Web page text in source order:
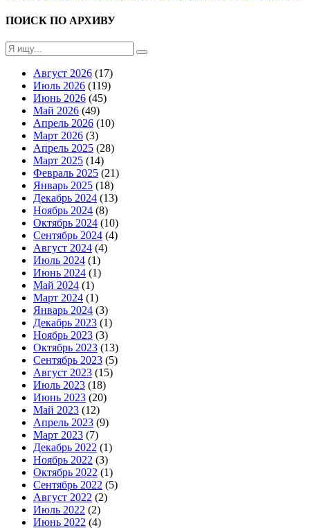
ПОИСК ПО АРХИВУ
Август 2026 (17)
Июль 2026 (119)
Июнь 2026 (45)
Май 2026 (49)
Апрель 2026 (10)
Март 2026 (3)
Апрель 2025 (28)
Март 2025 (14)
Февраль 2025 (21)
Январь 2025 (18)
Декабрь 2024 (13)
Ноябрь 2024 (8)
Октябрь 2024 (10)
Сентябрь 2024 (4)
Август 2024 (4)
Июль 2024 (1)
Июнь 2024 (1)
Май 2024 (1)
Март 2024 (1)
Январь 2024 (3)
Декабрь 2023 (1)
Ноябрь 2023 (3)
Октябрь 2023 (13)
Сентябрь 2023 (5)
Август 2023 (15)
Июль 2023 (18)
Июнь 2023 (20)
Май 2023 (12)
Апрель 2023 (9)
Март 2023 (7)
Декабрь 2022 (1)
Ноябрь 2022 (3)
Октябрь 2022 (1)
Сентябрь 2022 (5)
Август 2022 (2)
Июль 2022 (2)
Июнь 2022 (4)